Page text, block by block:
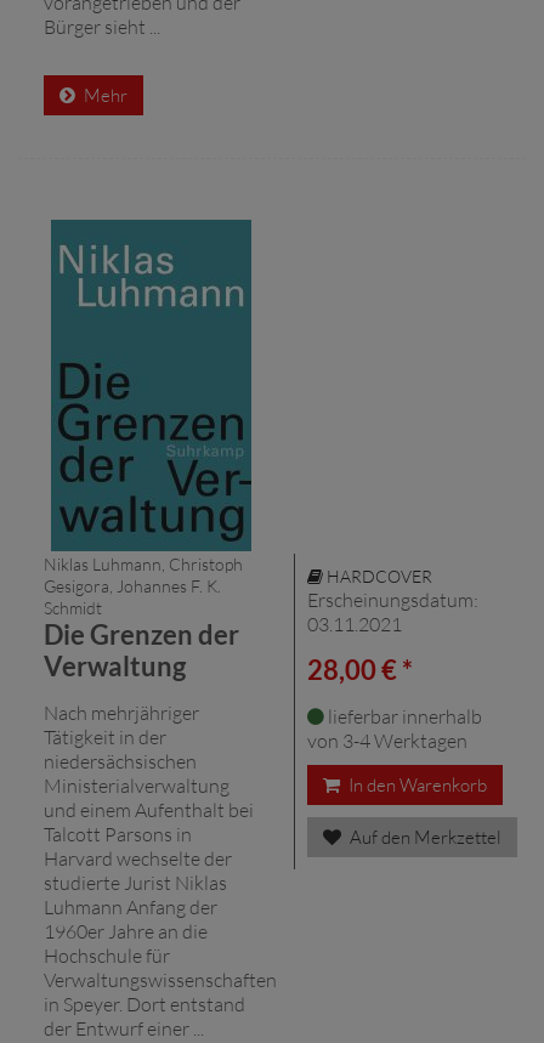
Bürger sieht ...
Mehr
Niklas Luhmann, Christoph
Gesigora, Johannes F. K.
Schmidt
Die Grenzen der
Verwaltung
Nach mehrjähriger
Tätigkeit in der
niedersächsischen
Ministerialverwaltung
und einem Aufenthalt bei
Talcott Parsons in
Harvard wechselte der
studierte Jurist Niklas
Luhmann Anfang der
1960er Jahre an die
Hochschule für
Verwaltungswissenschaften
in Speyer. Dort entstand
der Entwurf einer ...
HARDCOVER
Erscheinungsdatum:
03.11.2021
28,00 € *
lieferbar innerhalb
von 3-4 Werktagen
In den Warenkorb
Auf den Merkzettel